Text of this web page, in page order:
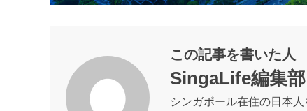
この記事を書いた人
SingaLife編集部
シンガポール在住の日本